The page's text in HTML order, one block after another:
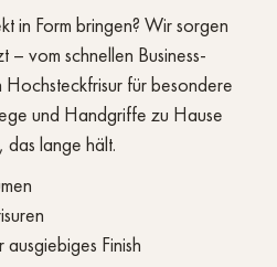
in Form bringen? Wir sorgen
– vom schnellen Business-
Hochsteckfrisur für besondere
und Handgriffe zu Hause
das lange hält.
Finish